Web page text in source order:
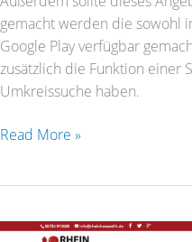
gemacht werden die sowohl
Google Play verfügbar
zusätzlich die Funktion einer
Umkreissuche haben.
Read More »
Rheinhessenlift